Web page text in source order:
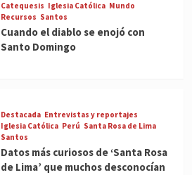
Catequesis Iglesia Católica Mundo
Recursos Santos
Cuando el diablo se enojó con
Santo Domingo
Destacada Entrevistas y reportajes
Iglesia Católica Perú Santa Rosa de Lima
Santos
Datos más curiosos de ‘Santa Rosa
de Lima’ que muchos desconocían